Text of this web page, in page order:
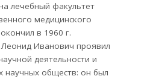
лечебный факультет
медицинского
в 1960 г.
Иванович проявил
деятельности и
научных обществ: он был